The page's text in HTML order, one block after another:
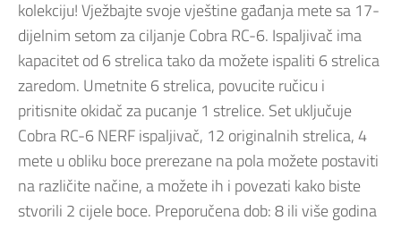
kolekciju! Vježbajte svoje vještine gađanja mete sa 17-
dijelnim setom za ciljanje Cobra RC-6. Ispaljivač ima
kapacitet od 6 strelica tako da možete ispaliti 6 strelica
zaredom. Umetnite 6 strelica, povucite ručicu i
pritisnite okidač za pucanje 1 strelice. Set uključuje
Cobra RC-6 NERF ispaljivač, 12 originalnih strelica, 4
mete u obliku boce prerezane na pola možete postaviti
na različite načine, a možete ih i povezati kako biste
stvorili 2 cijele boce. Preporučena dob: 8 ili više godina